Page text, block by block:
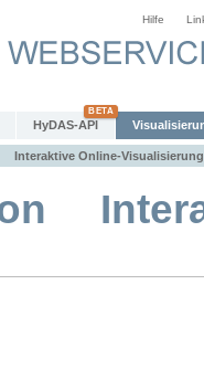
Hilfe
HyDAS-API
Interaktive Online-Visualisierung